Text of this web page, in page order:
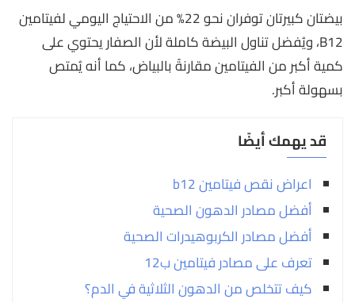
بيضتان كبيرتان توفران نحو 22% من الاحتياج اليومي لفيتامين
B12، ويُفضل تناول البيضة كاملة لأن الصفار يحتوي على
كمية أكبر من الفيتامين مقارنةً بالبياض، كما أنه يُمتص
بسهولة أكبر.
قد يهمك أيضًا
اعراض نقص فيتامين b12
أفضل مصادر الدهون الصحية
أفضل مصادر الكربوهيدرات الصحية
تعرف على مصادر فيتامين ب12
كيف تتخلص من الدهون الثلاثية في الدم؟